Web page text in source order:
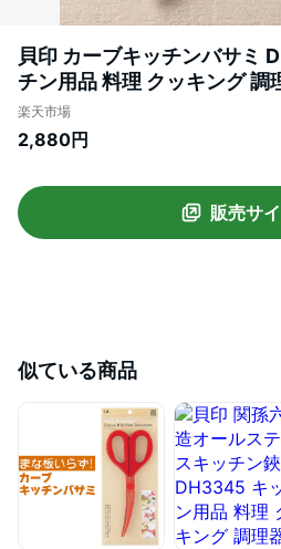
貝印 カーブキッチンバサミ
チン用品 料理 クッキング 調
品 メール便
楽天市場
2,880円
販売サ
似ている商品